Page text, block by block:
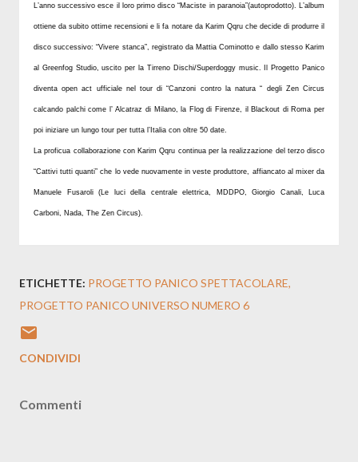
L’anno successivo esce il loro primo disco “Maciste in paranoia”(autoprodotto). L’album
ottiene da subito ottime recensioni e li fa notare da Karim Qqru che decide di produrre il
disco successivo: “Vivere stanca”, registrato da Mattia Cominotto e dallo stesso Karim
al Greenfog Studio, uscito per la Tirreno Dischi/Superdoggy music. Il Progetto Panico
diventa open act ufficiale nel tour di “Canzoni contro la natura “ degli Zen Circus
calcando palchi come l’ Alcatraz di Milano, la Flog di Firenze, il Blackout di Roma per
poi iniziare un lungo tour per tutta l’Italia con oltre 50 date.
La proficua collaborazione con Karim Qqru continua per la realizzazione del terzo disco
“Cattivi tutti quanti” che lo vede nuovamente in veste produttore, affiancato al mixer da
Manuele Fusaroli (Le luci della centrale elettrica, MDDPO, Giorgio Canali, Luca
Carboni, Nada, The Zen Circus).
ETICHETTE: PROGETTO PANICO SPETTACOLARE
PROGETTO PANICO UNIVERSO NUMERO 6
CONDIVIDI
Commenti